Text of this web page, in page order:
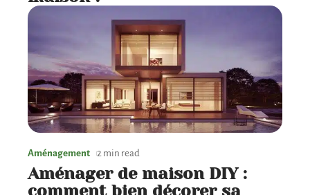
Aménagement 2 min read
Aménager de maison DIY :
comment bien décorer sa